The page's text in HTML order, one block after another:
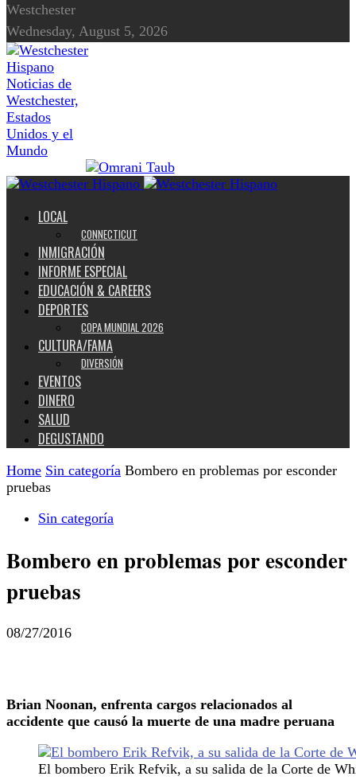
Westchester
Wednesday, August 5, 2026
Noticias de
Westchester,
Estados
Unidos y el
Mundo
LOCAL
CONNECTICUT
INMIGRACIÓN
INFORME ESPECIAL
EDUCACIÓN & CAREERS
DEPORTES
COPA MUNDIAL 2026
CULTURA/FAMA
DIVERSIÓN
EVENTOS
DINERO
SALUD
DEGUSTANDO
Home Sin categoría Bombero en problemas por esconder
pruebas
Sin categoría
Bombero en problemas por esconder
pruebas
08/27/2016
Brian Noonan, enfrenta cargos relacionados al
accidente que causó la muerte de una madre peruana
El bombero Erik Refvik, a su salida de la Corte de